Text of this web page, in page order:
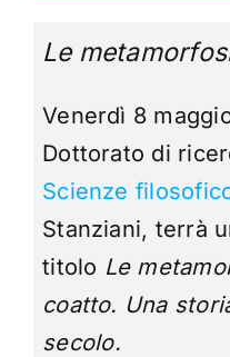
Le
Venerdì 8
Dottorato di
Scienze
Stanziani, terrà
titolo Le
coatto. Una
secolo.